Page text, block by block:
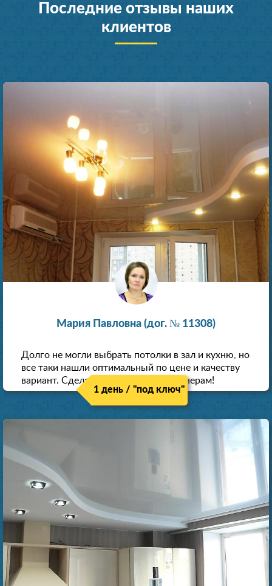
Последние отзывы наших
клиентов
Мария Павловна (дог. № 11308)
Долго не могли выбрать потолки в зал и кухню, но
все таки нашли оптимальный по цене и качеству
вариант. Сделали скидку как пенсионерам!
1 день / "под ключ"